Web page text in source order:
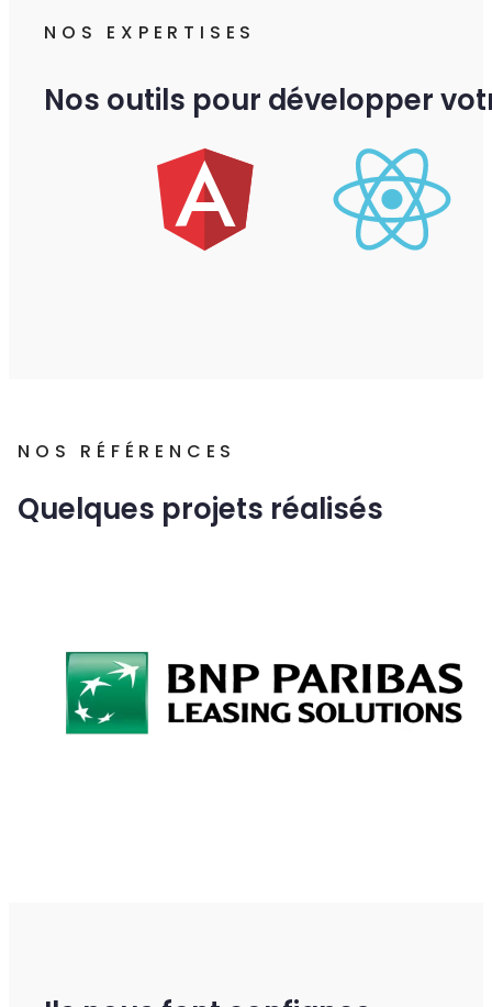
NOS EXPERTISES
Nos outils pour développer
NOS RÉFÉRENCES
Quelques projets réalisés